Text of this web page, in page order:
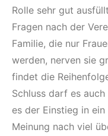
Rolle sehr gut
Fragen nach der
Familie, die nur
werden, nerven sie
findet die
Schluss darf es auch
es der Einstieg in
Meinung nach viel